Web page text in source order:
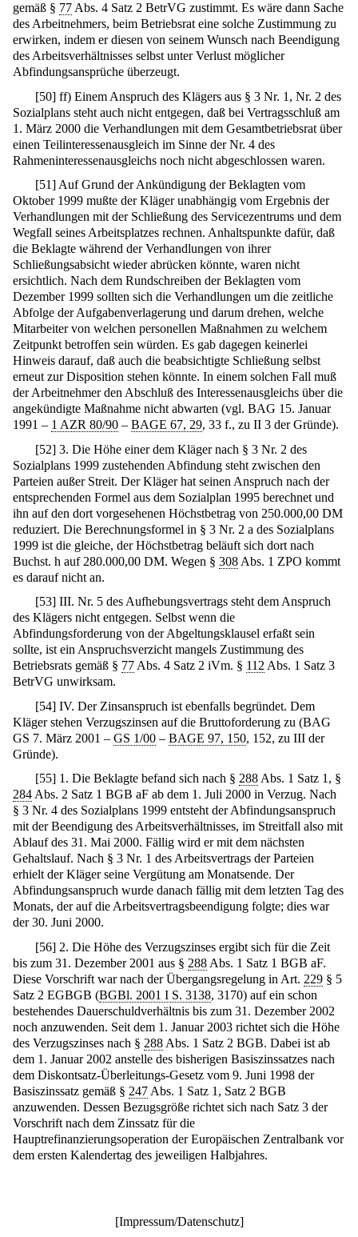
gemäß § 77 Abs. 4 Satz 2 BetrVG zustimmt. Es wäre dann Sache
des Arbeitnehmers, beim Betriebsrat eine solche Zustimmung zu
erwirken, indem er diesen von seinem Wunsch nach Beendigung
des Arbeitsverhältnisses selbst unter Verlust möglicher
Abfindungsansprüche überzeugt.
[50] ff) Einem Anspruch des Klägers aus § 3 Nr. 1, Nr. 2 des
Sozialplans steht auch nicht entgegen, daß bei Vertragsschluß am
1. März 2000 die Verhandlungen mit dem Gesamtbetriebsrat über
einen Teilinteressenausgleich im Sinne der Nr. 4 des
Rahmeninteressenausgleichs noch nicht abgeschlossen waren.
[51] Auf Grund der Ankündigung der Beklagten vom
Oktober 1999 mußte der Kläger unabhängig vom Ergebnis der
Verhandlungen mit der Schließung des Servicezentrums und dem
Wegfall seines Arbeitsplatzes rechnen. Anhaltspunkte dafür, daß
die Beklagte während der Verhandlungen von ihrer
Schließungsabsicht wieder abrücken könnte, waren nicht
ersichtlich. Nach dem Rundschreiben der Beklagten vom
Dezember 1999 sollten sich die Verhandlungen um die zeitliche
Abfolge der Aufgabenverlagerung und darum drehen, welche
Mitarbeiter von welchen personellen Maßnahmen zu welchem
Zeitpunkt betroffen sein würden. Es gab dagegen keinerlei
Hinweis darauf, daß auch die beabsichtigte Schließung selbst
erneut zur Disposition stehen könnte. In einem solchen Fall muß
der Arbeitnehmer den Abschluß des Interessenausgleichs über die
angekündigte Maßnahme nicht abwarten (vgl. BAG 15. Januar
1991 – 1 AZR 80/90 – BAGE 67, 29, 33 f., zu II 3 der Gründe).
[52] 3. Die Höhe einer dem Kläger nach § 3 Nr. 2 des
Sozialplans 1999 zustehenden Abfindung steht zwischen den
Parteien außer Streit. Der Kläger hat seinen Anspruch nach der
entsprechenden Formel aus dem Sozialplan 1995 berechnet und
ihn auf den dort vorgesehenen Höchstbetrag von 250.000,00 DM
reduziert. Die Berechnungsformel in § 3 Nr. 2 a des Sozialplans
1999 ist die gleiche, der Höchstbetrag beläuft sich dort nach
Buchst. h auf 280.000,00 DM. Wegen § 308 Abs. 1 ZPO kommt
es darauf nicht an.
[53] III. Nr. 5 des Aufhebungsvertrags steht dem Anspruch
des Klägers nicht entgegen. Selbst wenn die
Abfindungsforderung von der Abgeltungsklausel erfaßt sein
sollte, ist ein Anspruchsverzicht mangels Zustimmung des
Betriebsrats gemäß § 77 Abs. 4 Satz 2 iVm. § 112 Abs. 1 Satz 3
BetrVG unwirksam.
[54] IV. Der Zinsanspruch ist ebenfalls begründet. Dem
Kläger stehen Verzugszinsen auf die Bruttoforderung zu (BAG
GS 7. März 2001 – GS 1/00 – BAGE 97, 150, 152, zu III der
Gründe).
[55] 1. Die Beklagte befand sich nach § 288 Abs. 1 Satz 1, §
284 Abs. 2 Satz 1 BGB aF ab dem 1. Juli 2000 in Verzug. Nach
§ 3 Nr. 4 des Sozialplans 1999 entsteht der Abfindungsanspruch
mit der Beendigung des Arbeitsverhältnisses, im Streitfall also mit
Ablauf des 31. Mai 2000. Fällig wird er mit dem nächsten
Gehaltslauf. Nach § 3 Nr. 1 des Arbeitsvertrags der Parteien
erhielt der Kläger seine Vergütung am Monatsende. Der
Abfindungsanspruch wurde danach fällig mit dem letzten Tag des
Monats, der auf die Arbeitsvertragsbeendigung folgte; dies war
der 30. Juni 2000.
[56] 2. Die Höhe des Verzugszinses ergibt sich für die Zeit
bis zum 31. Dezember 2001 aus § 288 Abs. 1 Satz 1 BGB aF.
Diese Vorschrift war nach der Übergangsregelung in Art. 229 § 5
Satz 2 EGBGB (BGBl. 2001 I S. 3138, 3170) auf ein schon
bestehendes Dauerschuldverhältnis bis zum 31. Dezember 2002
noch anzuwenden. Seit dem 1. Januar 2003 richtet sich die Höhe
des Verzugszinses nach § 288 Abs. 1 Satz 2 BGB. Dabei ist ab
dem 1. Januar 2002 anstelle des bisherigen Basiszinssatzes nach
dem Diskontsatz-Überleitungs-Gesetz vom 9. Juni 1998 der
Basiszinssatz gemäß § 247 Abs. 1 Satz 1, Satz 2 BGB
anzuwenden. Dessen Bezugsgröße richtet sich nach Satz 3 der
Vorschrift nach dem Zinssatz für die
Hauptrefinanzierungsoperation der Europäischen Zentralbank vor
dem ersten Kalendertag des jeweiligen Halbjahres.
[Impressum/Datenschutz]